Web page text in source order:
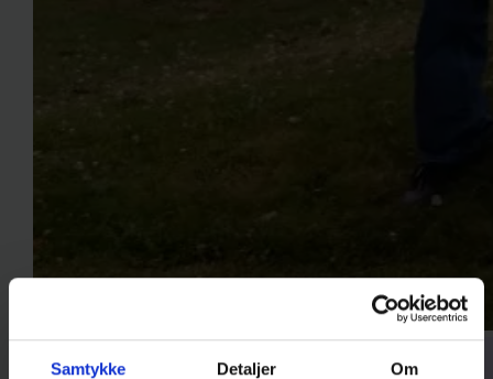
Samtykke Detaljer Om